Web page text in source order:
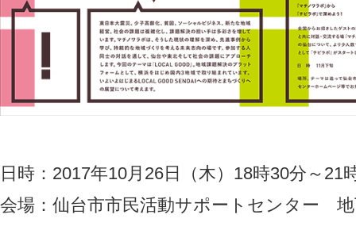
日時：2017年10月26日（木）18時30分～21
会場：仙台市市民活動サポートセンター